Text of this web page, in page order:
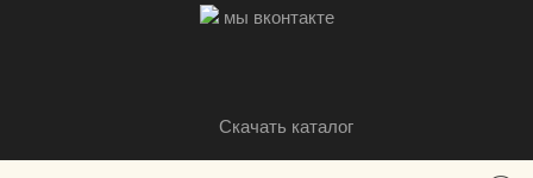
мы вконтакте
Скачать каталог